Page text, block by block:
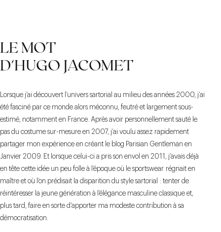
LE MOT
D'HUGO JACOMET
Lorsque j’ai découvert l’univers sartorial au milieu des années 2000, j’ai
été fasciné par ce monde alors méconnu, feutré et largement sous-
estimé, notamment en France. Après avoir personnellement sauté le
pas du costume sur-mesure en 2007, j’ai voulu assez rapidement
partager mon expérience en créant le blog Parisian Gentleman en
Janvier 2009. Et lorsque celui-ci a pris son envol en 2011, j’avais déjà
en tête cette idée un peu folle à l’époque où le sportswear régnait en
maître et où l’on prédisait la disparition du style sartorial : tenter de
réintéresser la jeune génération à l’élégance masculine classique et,
plus tard, faire en sorte d’apporter ma modeste contribution à sa
démocratisation.